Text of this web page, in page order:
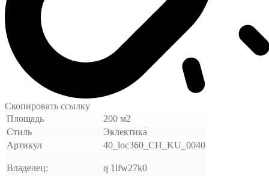
Скопировать ссылку
Площадь
200 м2
Стиль
Эклектика
Артикул
40_loc360_CH_KU_0040
Владелец: q 1lfw27k0